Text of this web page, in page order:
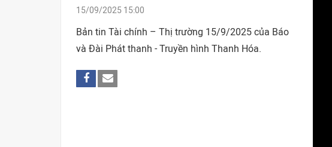
15/09/2025 15:00
Bản tin Tài chính – Thị trường 15/9/2025 của Báo
và Đài Phát thanh - Truyền hình Thanh Hóa.